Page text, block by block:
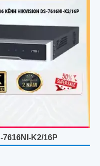
K2/16P